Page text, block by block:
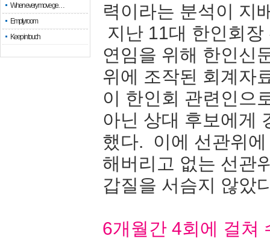
When every move ge…
Empty room
Keep in touch
력이라는 분석이 지
지난 11대 한인회
연임을 위해 한인신
위에 조작된 회계자
이 한인회 관련인으
아닌 상대 후보에게
했다. 이에 선관위
해버리고 없는 선관
갑질을 서슴지 않았
6개월간 4회에 걸쳐